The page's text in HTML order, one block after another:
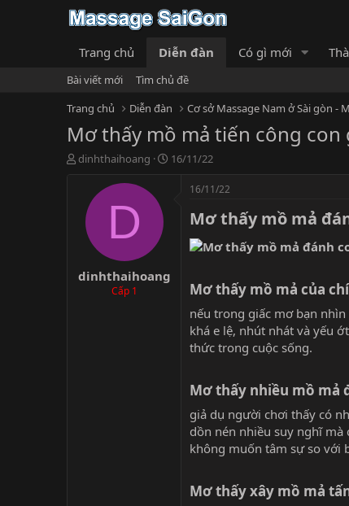
Trang chủ Diễn đàn Có gì mới
Bài viết mới
Tìm chủ đề
Trang chủ
Diễn đàn Cơ sở Massage Nam ở Sài gòn -
Mơ thấy mồ mả tiến công con
T
a
dinhthaihoang
N
16/11/22
D
dinhthaihoang
Cấp 1
16/11/22
Mơ thấy mồ mả
Mơ thấy mồ mả của
nếu trong giấc mơ bạn
khá e lệ, nhút nhát và yếu
thức trong cuộc sống.
Mơ thấy nhiều mồ mả
giả dụ người chơi thấy có
dồn nén nhiều suy nghĩ
không muốn tâm sự so với
Mơ thấy xây mồ mả